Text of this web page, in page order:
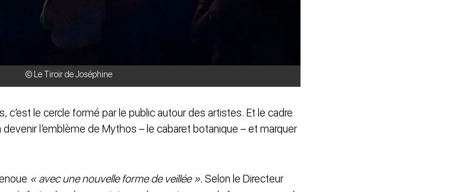
© Le Tiroir de Joséphine
c’est le cercle formé par le public autour des artistes. Et le cadre
l’emblème de Mythos – le cabaret botanique – et marquer
« avec une nouvelle forme de veillée ». Selon le Directeur